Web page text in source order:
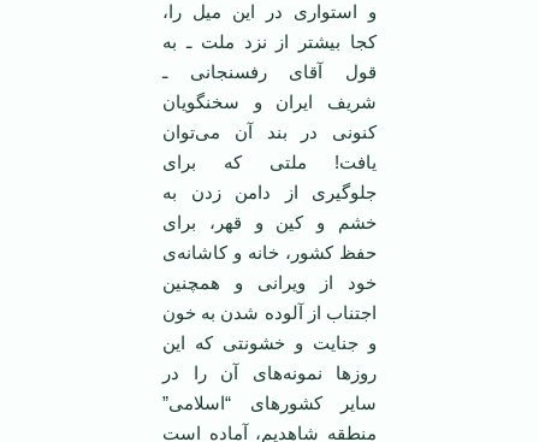
و استواری در این میل را،
کجا بیشتر از نزد ملت ـ به
قول آقای رفسنجانی ـ
شریف ایران و سخنگویان
کنونی در بند آن می‌توان
یافت! ملتی که برای
جلوگیری از دامن زدن به
خشم و کین و قهر، برای
حفظ کشور، خانه و کاشانه‌ی
خود از ویرانی و همچنین
اجتناب از آلوده شدن به خون
و جنایت و خشونتی که این
روزها نمونه‌های آن را در
سایر کشورهای “اسلامی”
منطقه شاهدیم، آماده‌ است